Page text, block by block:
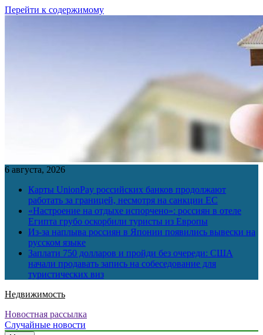
Перейти к содержимому
6 августа, 2026
Карты UnionPay российских банков продолжают
работать за границей, несмотря на санкции ЕС
«Настроение на отдыхе испорчено»: россиян в отеле
Египта грубо оскорбили туристы из Европы
Из-за наплыва россиян в Японии появились вывески на
русском языке
Заплати 750 долларов и пройди без очереди: США
начали продавать запись на собеседование для
туристических виз
Недвижимость
Новостная рассылка
Случайные новости